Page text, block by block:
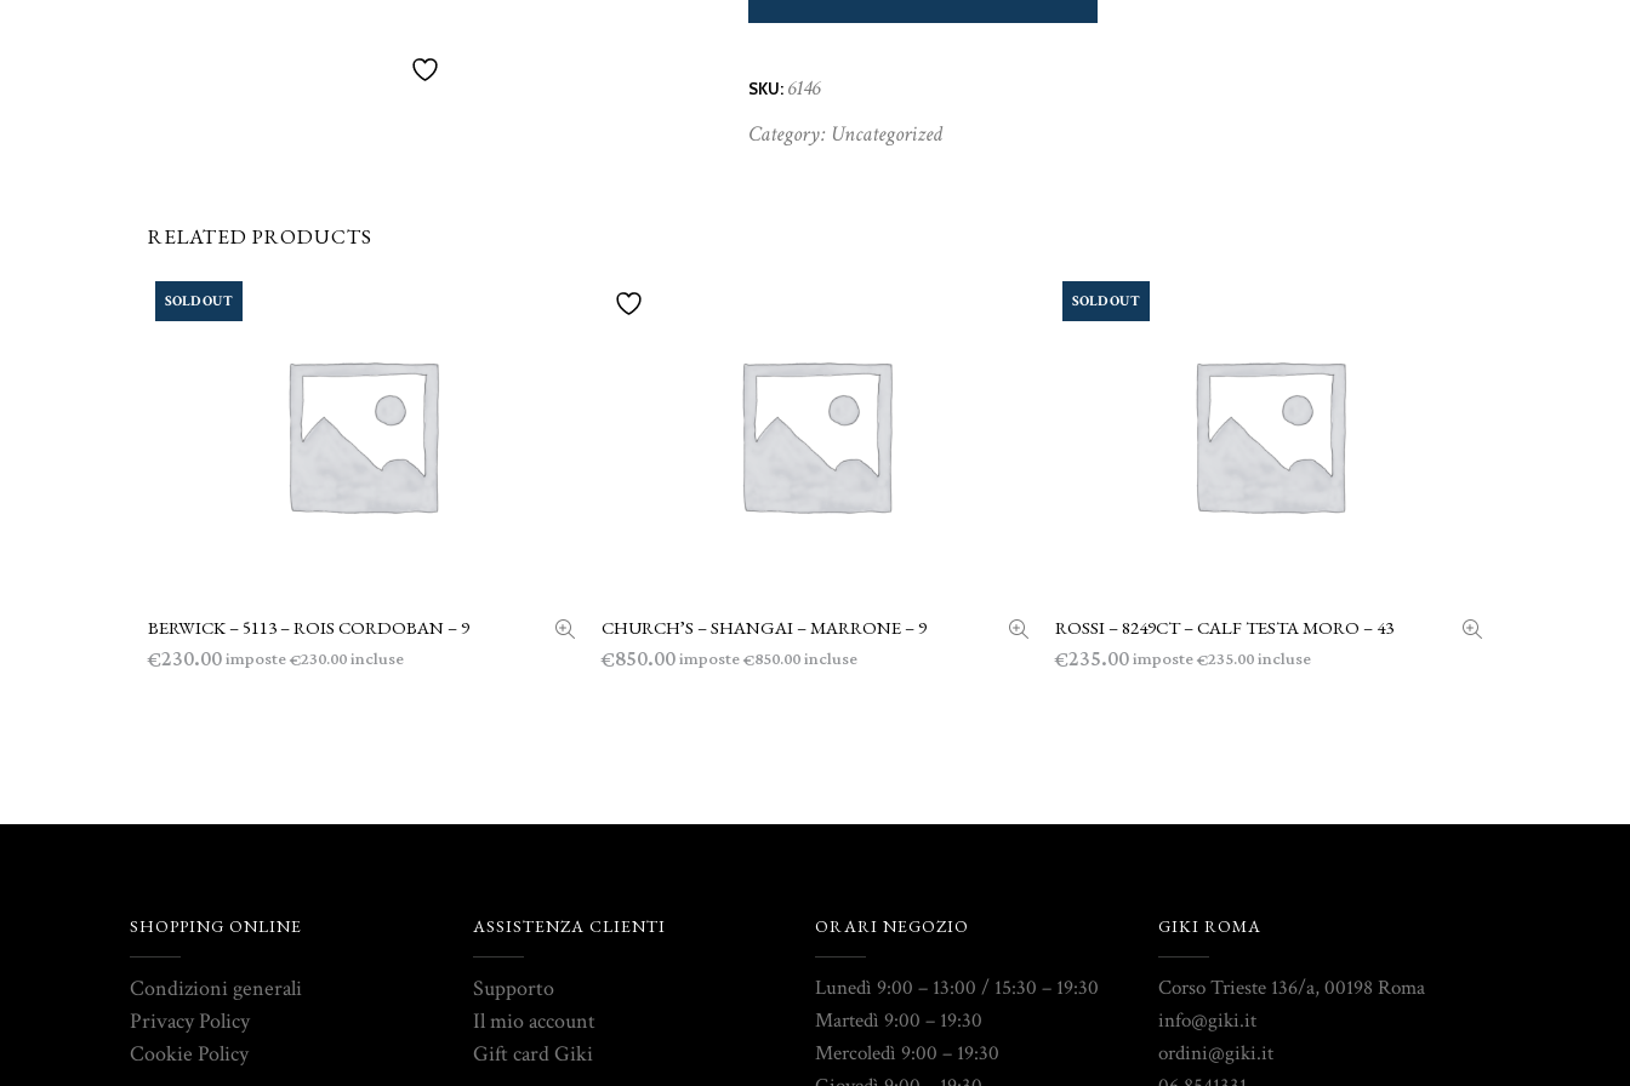
SKU: 6146
Category: Uncategorized
RELATED PRODUCTS
SOLD OUT
LEGGI TUTTO
BERWICK – 5113 – ROIS CORDOBAN – 9
€230.00imposte€230.00incluse
AGGIUNGI AL CARRELLO
CHURCH’S – SHANGAI – MARRONE – 9
€850.00imposte€850.00incluse
SOLD OUT
LEGGI TUTTO
ROSSI – 8249CT – CALF TESTA MORO – 43
€235.00imposte€235.00incluse
SHOPPING ONLINE
Condizioni generali
Privacy Policy
Cookie Policy
ASSISTENZA CLIENTI
Supporto
Il mio account
Gift card Giki
ORARI NEGOZIO
Lunedì 9:00 – 13:00 / 15:30 – 19:30
Martedì 9:00 – 19:30
Mercoledì 9:00 – 19:30
GIKI ROMA
Corso Trieste 136/a, 00198 Roma
info@giki.it
ordini@giki.it